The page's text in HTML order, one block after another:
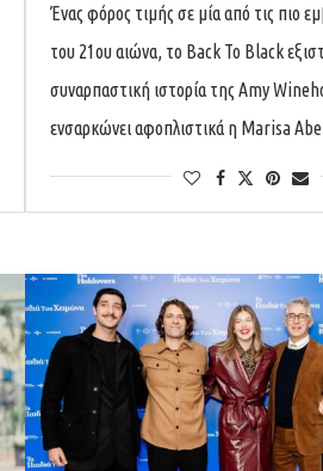
Ένας φόρος τιμής σε μία από τις πιο
του 21ου αιώνα, το Back To Black
συναρπαστική ιστορία της Amy
ενσαρκώνει αφοπλιστικά η Marisa